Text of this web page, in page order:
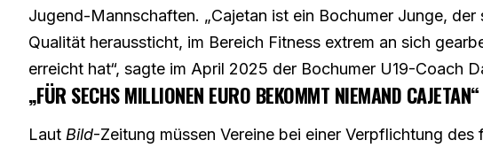
Jugend-Mannschaften. „Cajetan ist ein Bochumer Junge,
Qualität heraussticht, im Bereich Fitness extrem an sich
erreicht hat“, sagte im April 2025 der Bochumer U19-Coach
„FÜR SECHS MILLIONEN EURO BEKOMMT NIEMAND CAJETAN“
Laut Bild-Zeitung müssen Vereine bei einer Verpflichtung